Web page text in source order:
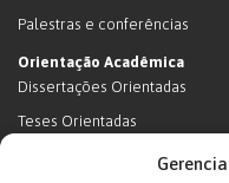
Palestras e conferências
Orientação Acadêmica
Dissertações Orientadas
Teses Orientadas
Livros (dissertações e teses)